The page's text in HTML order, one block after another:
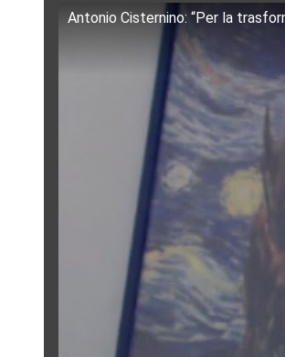
Antonio Cisternino: “Per la